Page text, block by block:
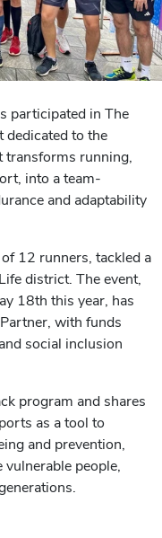
participated in The
dedicated to the
running,
into a team-
and adaptability
12 runners, tackled a
district. The event,
18th this year, has
with funds
social inclusion
program and shares
as a tool to
and prevention,
people,